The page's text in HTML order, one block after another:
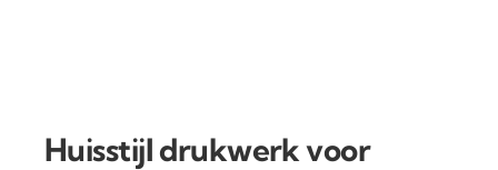
Huisstijl drukwerk voor